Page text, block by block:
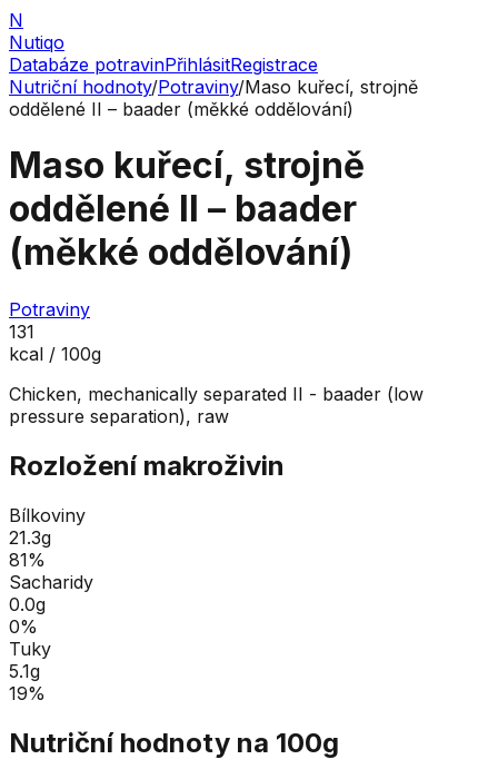
N
Nutiqo
Databáze potravinPřihlásitRegistrace
Nutriční hodnoty/Potraviny/Maso kuřecí, strojně
oddělené II – baader (měkké oddělování)
Maso kuřecí, strojně
oddělené II – baader
(měkké oddělování)
Potraviny
131
kcal / 100g
Chicken, mechanically separated II - baader (low
pressure separation), raw
Rozložení makroživin
Bílkoviny
21.3g
81%
Sacharidy
0.0g
0%
Tuky
5.1g
19%
Nutriční hodnoty na 100g